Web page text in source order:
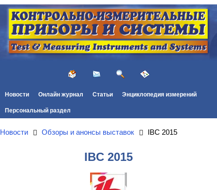
Новости Онлайн журнал Статьи Энциклопедия измерений
Персональный раздел
Новости Обзоры и анонсы выставок IBC 2015
IBC 2015